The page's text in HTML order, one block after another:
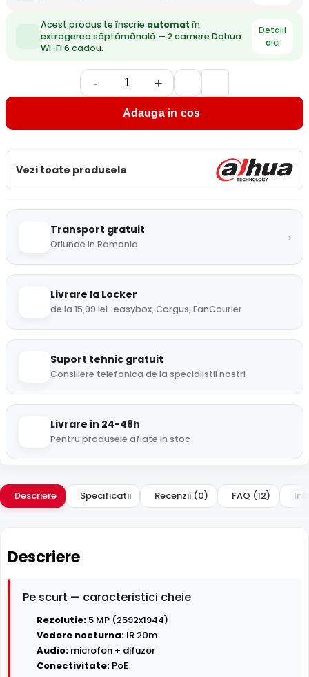
Acest produs te înscrie automat în
extragerea săptămânală — 2 camere Dahua
Wi-Fi 6 cadou.
Detalii
aici
- +
Adauga in cos
Vezi toate produsele
Transport gratuit
Oriunde in Romania ›
Livrare la Locker
de la 15,99 lei · easybox, Cargus, FanCourier
Suport tehnic gratuit
Consiliere telefonica de la specialistii nostri
Livrare in 24-48h
Pentru produsele aflate in stoc
Descriere Specificatii Recenzii (0) FAQ (12)
Descriere
Pe scurt — caracteristici cheie
Rezolutie: 5 MP (2592x1944)
Vedere nocturna: IR 20m
Audio: microfon + difuzor
Conectivitate: PoE